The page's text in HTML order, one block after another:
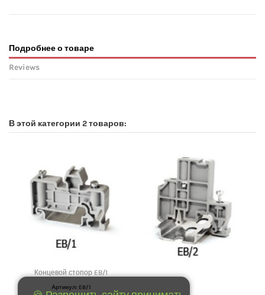
Подробнее о товаре
Reviews
В этой категории 2 товаров:
Концевой стопор EB/1
Артикул: EB/1